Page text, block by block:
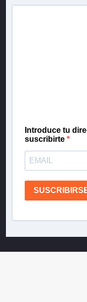
Introduce tu
suscribirte